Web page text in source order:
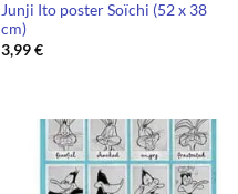
Junji Ito poster Soïchi (52 x 38
cm)
3,99€